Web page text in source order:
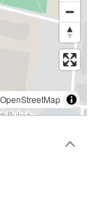
OpenStreetMap